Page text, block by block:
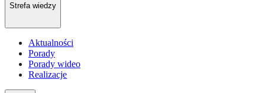
Strefa wiedzy
Aktualności
Porady
Porady wideo
Realizacje